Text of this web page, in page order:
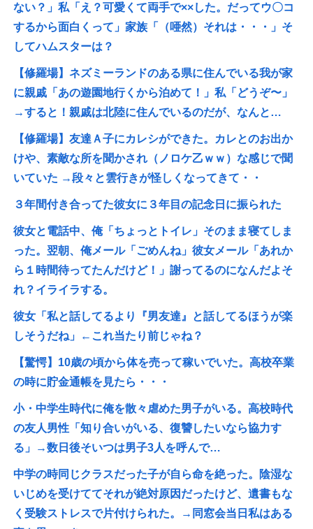
ない？」私「え？可愛くて両手で××した。だってウ〇コ
するから面白くって」家族「（唖然）それは・・・」そ
してハムスターは？
【修羅場】ネズミーランドのある県に住んでいる我が家
に親戚「あの遊園地行くから泊めて！」私「どうぞ〜」
→すると！親戚は北陸に住んでいるのだが、なんと…
【修羅場】友達Ａ子にカレシができた。カレとのお出か
けや、素敵な所を聞かされ（ノロケ乙ｗｗ）な感じで聞
いていた →段々と雲行きが怪しくなってきて・・
３年間付き合ってた彼女に３年目の記念日に振られた
彼女と電話中、俺「ちょっとトイレ」そのまま寝てしま
った。翌朝、俺メール「ごめんね」彼女メール「あれか
ら１時間待ってたんだけど！」謝ってるのになんだよそ
れ？イライラする。
彼女「私と話してるより『男友達』と話してるほうが楽
しそうだね」←これ当たり前じゃね？
【驚愕】10歳の頃から体を売って稼いでいた。高校卒業
の時に貯金通帳を見たら・・・
小・中学生時代に俺を散々虐めた男子がいる。高校時代
の友人男性「知り合いがいる、復讐したいなら協力す
る」→数日後そいつは男子3人を呼んで…
中学の時同じクラスだった子が自ら命を絶った。陰湿な
いじめを受けててそれが絶対原因だったけど、遺書もな
く受験ストレスで片付けられた。→同窓会当日私はある